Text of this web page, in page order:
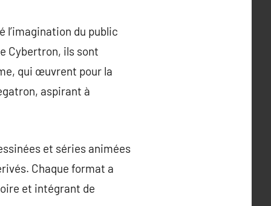
l’imagination du public
Cybertron, ils sont
qui œuvrent pour la
aspirant à
et séries animées
Chaque format a
et intégrant de